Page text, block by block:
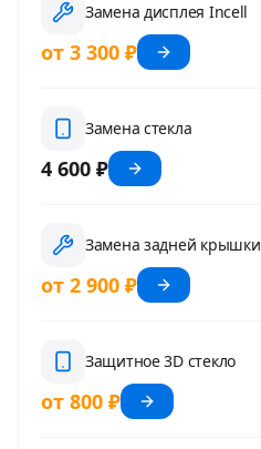
Замена дисплея Incell
от 3 300 ₽
Замена стекла
4 600 ₽
Замена задней крышки
от 2 900 ₽
Защитное 3D стекло
от 800 ₽